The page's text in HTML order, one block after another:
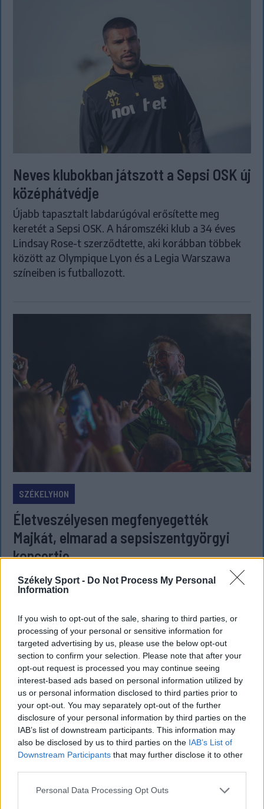
Székely Sport - Do Not Process My Personal
Information
If you wish to opt-out of the sale, sharing to third parties, or
processing of your personal or sensitive information for
targeted advertising by us, please use the below opt-out
section to confirm your selection. Please note that after your
opt-out request is processed you may continue seeing
interest-based ads based on personal information utilized by
us or personal information disclosed to third parties prior to
your opt-out. You may separately opt-out of the further
disclosure of your personal information by third parties on the
IAB’s list of downstream participants. This information may
also be disclosed by us to third parties on the IAB’s List of
Downstream Participants that may further disclose it to other
Personal Data Processing Opt Outs
Neves klubokban játszott a Sepsi OSK új
középhátvédje
Újabb tapasztalt labdarúgóval erősítette meg
keretét a Sepsi OSK. A háromszéki klub a 34 éves
Lindsay Rose-t szerződtette, aki korábban többek
között az Olympique Lyon és a Legia Warszawa
színeiben is futballozott.
SZÉKELYHON
Életveszélyesen megfenyegették
Majkát, elmarad a sepsiszentgyörgyi
koncertje
Életveszélyes fenyegetést kapott Majka, ezért
elmarad a sepsiszentgyörgyi koncertje. Az előadó
tudják, hol szállnának meg, kik biztosítanák a
rendezvényt és milyen útvonalon közlekednének
Erdélyben.